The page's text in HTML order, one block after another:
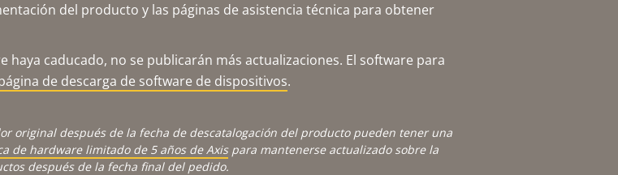
del producto y las páginas de asistencia técnica para obtener
caducado, no se publicarán más actualizaciones. El software para
de descarga de software de dispositivos.
original después de la fecha de descatalogación del producto pueden tener una
de hardware limitado de 5 años de Axispara mantenerse actualizado sobre la
después de la fecha final del pedido.